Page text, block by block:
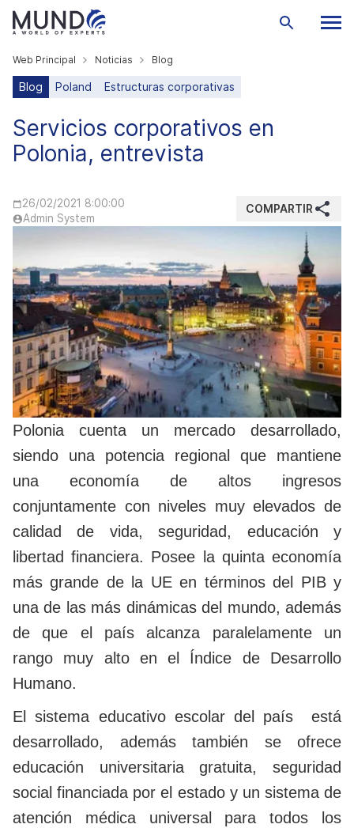
Web Principal Noticias Blog
Blog Poland Estructuras corporativas
Servicios corporativos en
Polonia, entrevista
26/02/2021 8:00:00
Admin System
COMPARTIR
Polonia cuenta un mercado desarrollado,
siendo una potencia regional que mantiene
una economía de altos ingresos
conjuntamente con niveles muy elevados de
calidad de vida, seguridad, educación y
libertad financiera. Posee la quinta economía
más grande de la UE en términos del PIB y
una de las más dinámicas del mundo, además
de que el país alcanza paralelamente un
rango muy alto en el Índice de Desarrollo
Humano.
El sistema educativo escolar del país está
desarrollado, además también se ofrece
educación universitaria gratuita, seguridad
social financiada por el estado y un sistema de
atención médica universal para todos los